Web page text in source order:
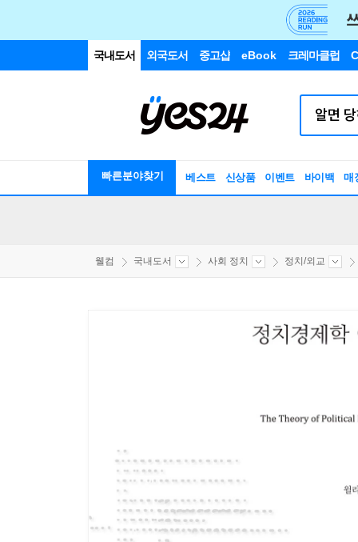
국내도서 외국도서 중고샵 eBook 크레마클럽
빠른분야찾기 베스트 신상품 이벤트 바이백 매
웰컴 국내도서 사회 정치 정치/외교